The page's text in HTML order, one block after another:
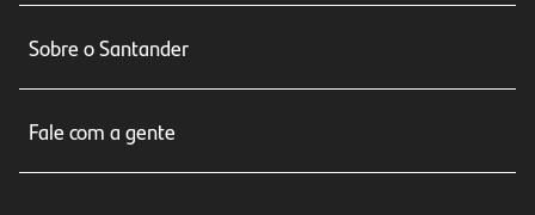
Seguros
Crédito e Financiamentos
Sobre o Santander
Fale com a gente